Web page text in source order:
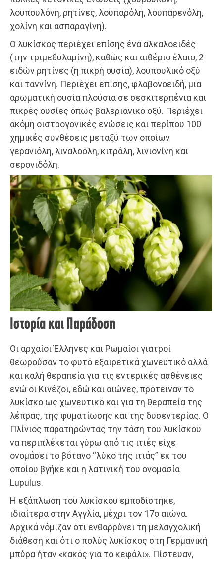
λουπουλόνη, ρητίνες, λουπαρόλη, λουπαρενόλη,
χολίνη και ασπαραγίνη).
Ο λυκίσκος περιέχει επίσης ένα αλκαλοειδές
(την τριμεθυλαμίνη), καθώς και αιθέριο έλαιο, 2
ειδών ρητίνες (η πικρή ουσία), λουπουλικό οξύ
και ταννίνη. Περιέχει επίσης, φλαβονοειδή, μια
αρωματική ουσία πλούσια σε σεσκιτερπένια και
πικρές ουσίες όπως βαλεριανικό οξύ. Περιέχει
ακόμη οιστρογονικές ενώσεις και περίπου 100
χημικές συνθέσεις μεταξύ των οποίων
γερανιόλη, λιναλοόλη, κιτράλη, λινιονίνη και
σερονιδόλη.
Ιστορία και Παράδοση
Οι αρχαίοι Έλληνες και Ρωμαίοι γιατροί
θεωρούσαν το φυτό εξαιρετικά χωνευτικό αλλά
και καλή θεραπεία για τις εντερικές ασθένειες
ενώ οι Κινέζοι, εδώ και αιώνες, πρότειναν το
λυκίσκο ως χωνευτικό και για τη θεραπεία της
λέπρας, της φυματίωσης και της δυσεντερίας. Ο
Πλίνιος παρατηρώντας την τάση του λυκίσκου
να περιπλέκεται γύρω από τις ιτιές είχε
ονομάσει το βότανο “λύκο της ιτιάς” εκ του
οποίου βγήκε και η λατινική του ονομασία
Lupulus.
Η εξάπλωση του λυκίσκου εμποδίστηκε,
ιδιαίτερα στην Αγγλία, μέχρι τον 17ο αιώνα.
Αρχικά νόμιζαν ότι ενθαρρύνει τη μελαγχολική
διάθεση και ότι ο πολύς λυκίσκος στη Γερμανική
μπύρα ήταν «κακός για το κεφάλι». Πίστευαν,